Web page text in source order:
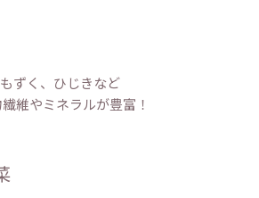
ずく、ひじきなど
維やミネラルが豊富！